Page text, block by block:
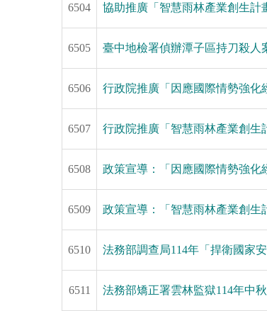
6504 協助推廣「智慧雨林產業創生計
6505 臺中地檢署偵辦潭子區持刀殺
6506 行政院推廣「因應國際情勢強化
6507 行政院推廣「智慧雨林產業創生
6508 政策宣導：「因應國際情勢強化
6509 政策宣導：「智慧雨林產業創生
6510 法務部調查局114年「捍衛國家
6511 法務部矯正署雲林監獄114年中